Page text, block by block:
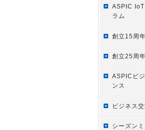
ASPIC IoT
ラム
創立15周
創立25周
ASPICビ
ンス
ビジネス
シーズン